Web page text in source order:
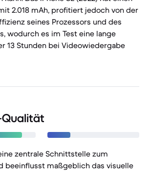
2.018 mAh, profitiert jedoch von der
seines Prozessors und des
wodurch es im Test eine lange
13 Stunden bei Videowiedergabe
zentrale Schnittstelle zum
beeinflusst maßgeblich das visuelle